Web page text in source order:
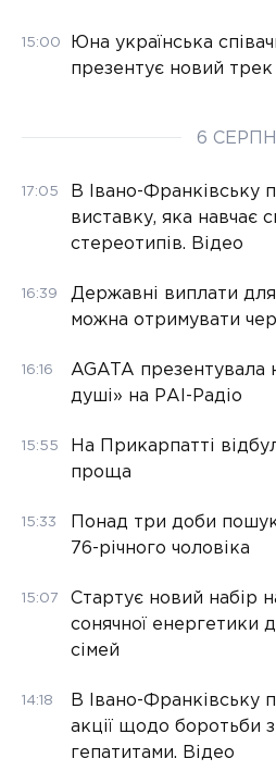
15:00
Юна українська
презентує новий
6
17:05
В Івано-Франківську
виставку, яка навчає
стереотипів. Відео
16:39
Державні виплати для
можна отримувати
16:16
AGATA презентувала
душі» на РАІ-Радіо
15:55
На Прикарпатті
проща
15:33
Понад три доби
76-річного чоловіка
15:07
Стартує новий набір
сонячної енергетики
сімей
14:18
В Івано-Франківську
акції щодо боротьби
гепатитами. Відео